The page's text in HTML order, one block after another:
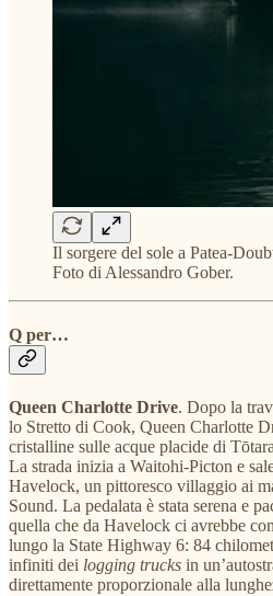
Il sorgere del sole a Patea-
Foto di Alessandro Gober.
Q per…
Queen Charlotte Drive. Dopo la
lo Stretto di Cook, Queen Charlotte
cristalline sulle acque placide di
La strada inizia a Waitohi-Picton e
Havelock, un pittoresco villaggio ai
Sound. La pedalata è stata serena e
quella che da Havelock ci avrebbe
lungo la State Highway 6: 84
infiniti dei logging trucks in
direttamente proporzionale alla